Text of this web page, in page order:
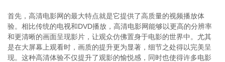
首先，高清电影网的最大特点就是它提供了高质量的视频播放体
验。相比传统的电视和DVD播放，高清电影网能够以更高的分辨率
和更清晰的画面呈现影片，让观众仿佛置身于电影的世界中。尤其
是在大屏幕上观看时，画质的提升更为显著，细节之处得以完美呈
现。这种高清体验不仅提升了观影的愉悦感，同时也使得许多电影